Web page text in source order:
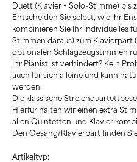
Duett (Klavier + Solo-Stimme) bis
Entscheiden Sie selbst, wie Ihr
kombinieren Sie Ihr individuelles
Stimmen daraus) zum Klavierpart
optionalen Schlagzeugstimmen
Ihr Pianist ist verhindert? Kein
auch für sich alleine und kann
werden.
Die klassische
Hierfür halten wir einen extra
allen Quintetten und Klavier
Den Gesang/Klavierpart finden
Artikeltyp: